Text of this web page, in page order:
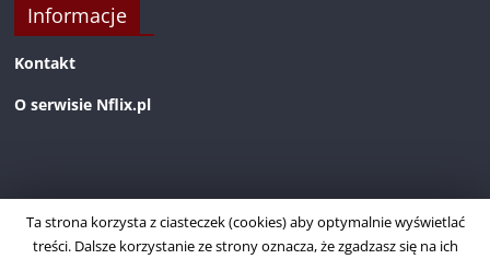
Informacje
Kontakt
O serwisie Nflix.pl
Ta strona korzysta z ciasteczek (cookies) aby optymalnie wyświetlać
treści. Dalsze korzystanie ze strony oznacza, że zgadzasz się na ich